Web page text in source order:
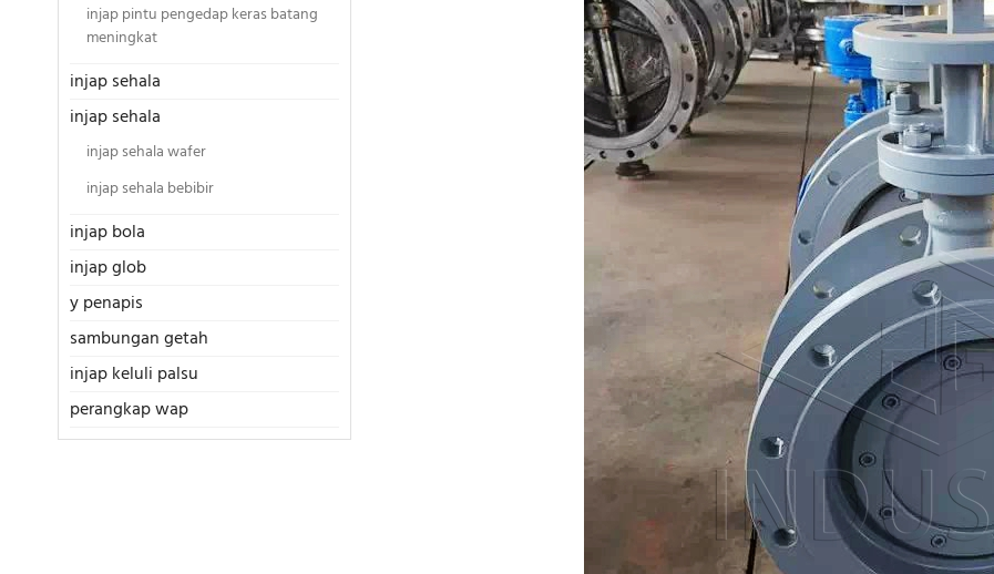
injap pintu pengedap keras batang
meningkat
injap sehala
injap sehala
injap sehala wafer
injap sehala bebibir
injap bola
injap glob
y penapis
sambungan getah
injap keluli palsu
perangkap wap